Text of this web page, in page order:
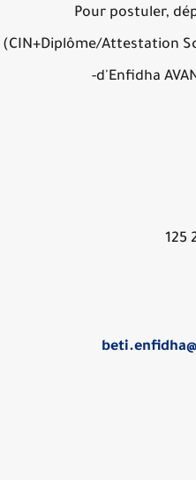
Pour postuler,
(CIN+Diplôme/
d'Enfidha